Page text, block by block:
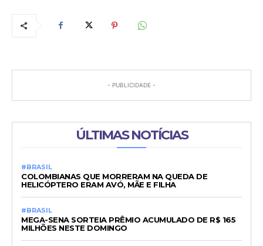
- PUBLICIDADE -
ÚLTIMAS NOTÍCIAS
#BRASIL
COLOMBIANAS QUE MORRERAM NA QUEDA DE
HELICÓPTERO ERAM AVÓ, MÃE E FILHA
#BRASIL
MEGA-SENA SORTEIA PRÊMIO ACUMULADO DE R$ 165
MILHÕES NESTE DOMINGO